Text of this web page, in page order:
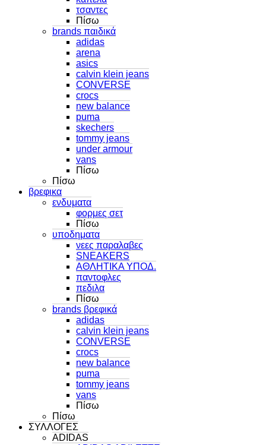
τσαντες
Πίσω
brands παιδικά
adidas
arena
asics
calvin klein jeans
CONVERSE
crocs
new balance
puma
skechers
tommy jeans
under armour
vans
Πίσω
Πίσω
βρεφικα
ενδυματα
φορμες σετ
Πίσω
υποδηματα
νεες παραλαβες
SNEAKERS
ΑΘΛΗΤΙΚΑ ΥΠΟΔ.
παντοφλες
πεδιλα
Πίσω
brands βρεφικά
adidas
calvin klein jeans
CONVERSE
crocs
new balance
puma
tommy jeans
vans
Πίσω
Πίσω
ΣΥΛΛΟΓΕΣ
ADIDAS